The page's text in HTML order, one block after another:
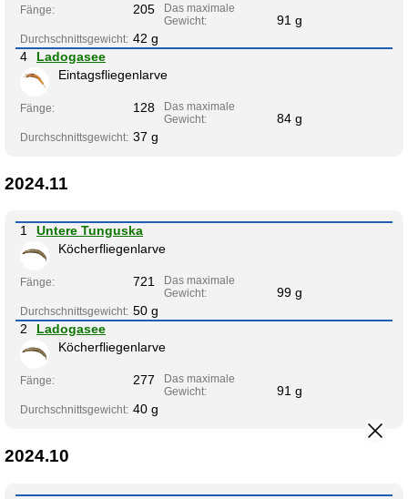
Fänge: 205
Das maximale
Gewicht:
91 g
Durchschnittsgewicht: 42 g
4
Ladogasee
Eintagsfliegenlarve
Fänge: 128
Das maximale
Gewicht:
84 g
Durchschnittsgewicht: 37 g
2024.11
1
Untere Tunguska
Köcherfliegenlarve
Fänge: 721
Das maximale
Gewicht:
99 g
Durchschnittsgewicht: 50 g
2
Ladogasee
Köcherfliegenlarve
Fänge: 277
Das maximale
Gewicht:
91 g
Durchschnittsgewicht: 40 g
2024.10